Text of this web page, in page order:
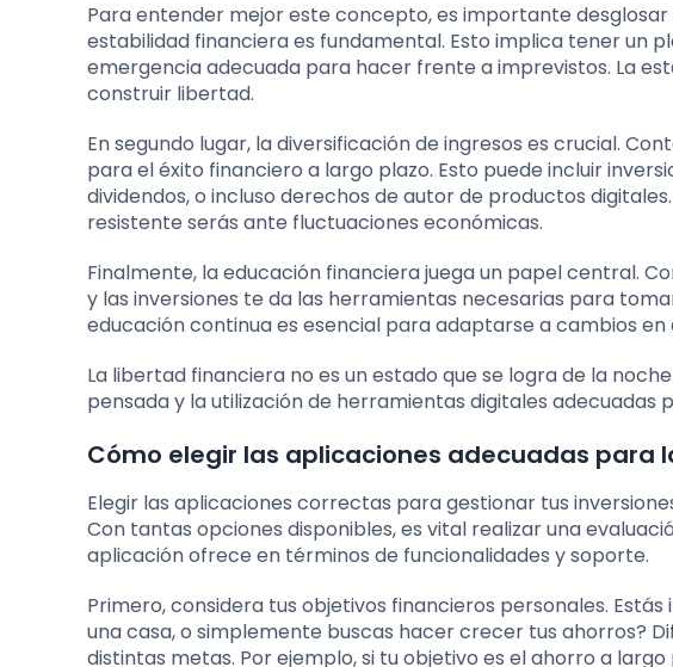
Para entender mejor este concepto, es importante
estabilidad financiera es fundamental. Esto implica tener un
emergencia adecuada para hacer frente a imprevistos. La
construir libertad.
En segundo lugar, la diversificación de ingresos es crucial.
para el éxito financiero a largo plazo. Esto puede incluir
dividendos, o incluso derechos de autor de productos
resistente serás ante fluctuaciones económicas.
Finalmente, la educación financiera juega un papel central.
y las inversiones te da las herramientas necesarias para
educación continua es esencial para adaptarse a cambios
La libertad financiera no es un estado que se logra de la
pensada y la utilización de herramientas digitales adecuadas
Cómo elegir las aplicaciones adecuadas para
Elegir las aplicaciones correctas para gestionar tus
Con tantas opciones disponibles, es vital realizar una
aplicación ofrece en términos de funcionalidades y soporte.
Primero, considera tus objetivos financieros personales.
una casa, o simplemente buscas hacer crecer tus ahorros?
distintas metas. Por ejemplo, si tu objetivo es el ahorro a